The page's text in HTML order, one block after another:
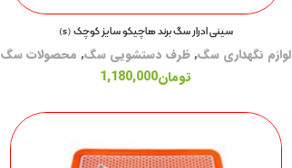
سینی ادرار سگ برند هاچیکو سایز کوچک (s)
لوازم نگهداری سگ,ظرف دستشویی سگ, محصولات سگ
تومان1,180,000